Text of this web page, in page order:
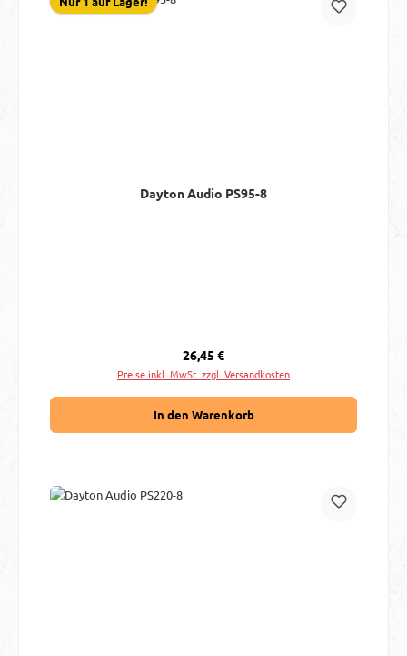
Dayton Audio PS95-8
Regulärer Preis:
26,45 €
Preise inkl. MwSt. zzgl. Versandkosten
In den Warenkorb